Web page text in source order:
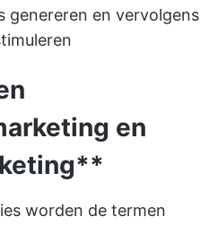
genereren en vervolgens
en
worden de termen